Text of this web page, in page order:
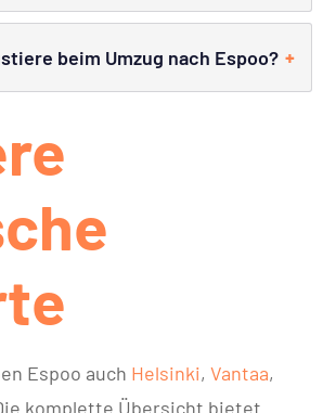
beim Umzug nach Espoo?
Espoo auch Helsinki, Vantaa,
Die komplette Übersicht bietet